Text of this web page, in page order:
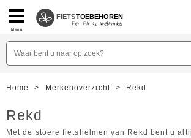
Menu
FIETSTOEBEHOREN
Home > Merkenoverzicht > Rekd
Rekd
Met de stoere fietshelmen van Rekd bent u